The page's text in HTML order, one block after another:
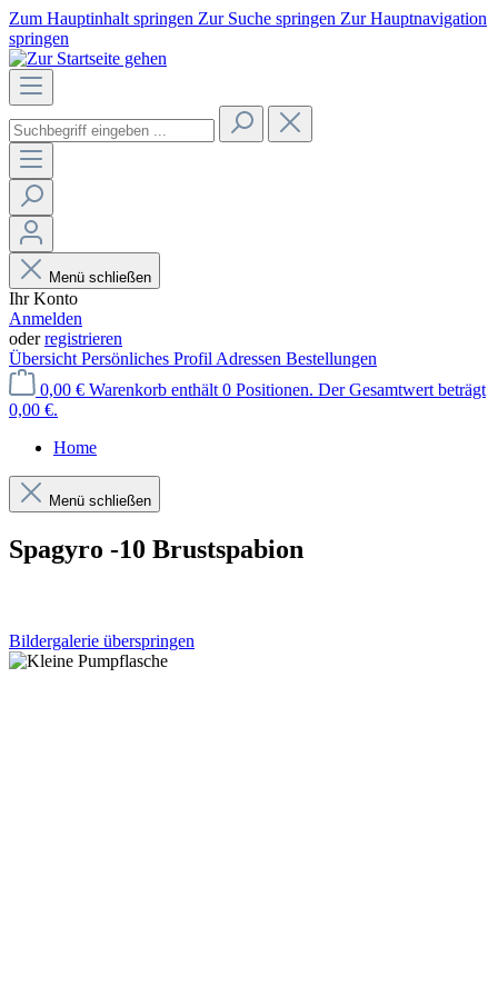
Zum Hauptinhalt springen Zur Suche springen Zur Hauptnavigation
springen
Menü schließen
Ihr Konto
Anmelden
oderregistrieren
Übersicht Persönliches Profil Adressen Bestellungen
0,00 € Warenkorb enthält 0 Positionen. Der Gesamtwert beträgt
0,00 €.
Home
Menü schließen
Spagyro -10 Brustspabion
Bildergalerie überspringen